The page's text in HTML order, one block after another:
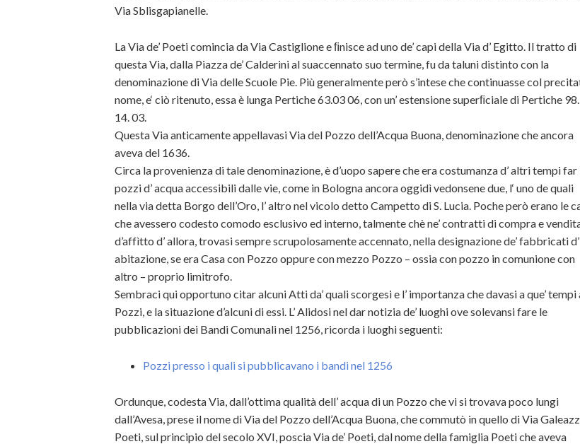
Via Sblisgapianelle.
La Via de’ Poeti comincia da Via Castiglione e ﬁnisce ad uno de’ capi della Via d’ Egitto. Il tratto di
questa Via, dalla Piazza de’ Calderini al suaccennato suo termine, fu da taluni distinto con la
denominazione di Via delle Scuole Pie. Più generalmente però s’intese che continuasse col
nome, e‘ ciò ritenuto, essa è lunga Pertiche 63.03 06, con un’ estensione superﬁciale di Pertiche 98.
14. 03.
Questa Via anticamente appellavasi Via del Pozzo dell’Acqua Buona, denominazione che ancora
aveva del 1636.
Circa la provenienza di tale denominazione, è d’uopo sapere che era costumanza d’ altri tempi far
pozzi d’ acqua accessibili dalle vie, come in Bologna ancora oggidì vedonsene due, l‘ uno de quali
nella via detta Borgo dell’Oro, l’ altro nel vicolo detto Campetto di S. Lucia. Poche però erano le
che avessero codesto comodo esclusivo ed interno, talmente chè ne’ contratti di compra e
d’affìtto d’ allora, trovasi sempre scrupolosamente accennato, nella designazione de’ fabbricati d’
abitazione, se era Casa con Pozzo oppure con mezzo Pozzo – ossia con pozzo in comunione con
altro – proprio limitrofo.
Sembraci qui opportuno citar alcuni Atti da’ quali scorgesi e l’ importanza che davasi a que’ tempi
Pozzi, e la situazione d’alcuni di essi. L’ Alidosi nel dar notizia de’ luoghi ove solevansi fare le
pubblicazioni dei Bandi Comunali nel 1256, ricorda i luoghi seguenti:
Pozzi presso i quali si pubblicavano i bandi nel 1256
Ordunque, codesta Via, dall’ottima qualità dell’ acqua di un Pozzo che vi si trovava poco lungi
dall’Avesa, prese il nome di Via del Pozzo dell’Acqua Buona, che commutò in quello di Via
Poeti, sul principio del secolo XVI, poscia Via de’ Poeti, dal nome della famiglia Poeti che aveva